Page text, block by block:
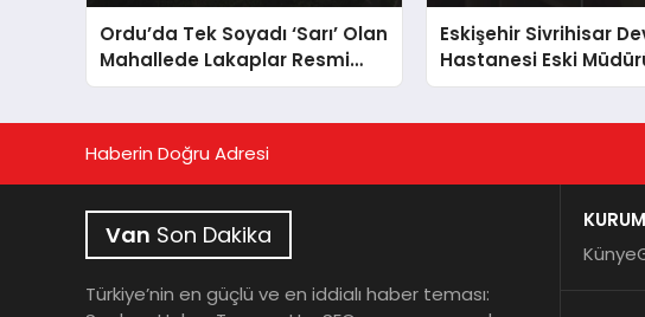
Ordu’da Tek Soyadı ‘Sarı’ Olan
Mahallede Lakaplar Resmi
İşlemleri Kolaylaştırıyor
Eskişehir Sivrihisar
Hastanesi Eski
Güvenlik Görevlisine
Haberin Doğru Adresi
Van Son Dakika
Türkiye’nin en güçlü ve en iddialı haber teması:
Künye